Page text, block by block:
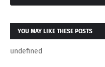
YOU MAY LIKE THESE POSTS
undefined